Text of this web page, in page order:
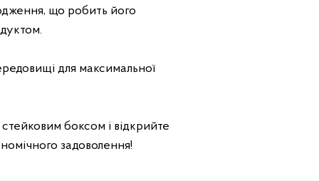
що робить його
для максимальної
боксом і відкрийте
задоволення!